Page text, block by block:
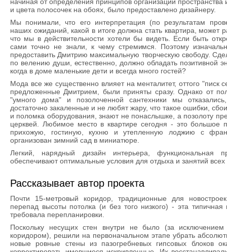
и цвета полосочек на обоях, было предоставлено дизайнеру.
Мы понимали, что его интерпретация (по результатам
наших ожиданий, какой в итоге должна стать квартира, может
что мы в действительности хотели бы видеть. Если быть
сами точно не знали, к чему стремимся. Поэтому
предоставить Дмитрию максимальную творческую свободу.
по велению души, естественно, должно обладать позитивной
когда в доме маленькие дети и всегда много гостей?
Мода все же существенно влияет на менталитет, оттого "писк
предложенные Дмитрием, были приняты сразу. Однако от
"умного дома" и позолоченной сантехники мы
достаточно закаленные и не любят жару, что такое ошибки,
и поломка оборудования, знают не понаслышке, а позолоту
церквей. Любимое место в квартире сегодня - это большое
прихожую, гостиную, кухню и утепленную лоджию с
организован зимний сад в миниатюре.
Легкий, нарядный дизайн интерьера, функциональная
обеспечивают оптимальные условия для отдыха и занятий
Рассказывает автор проекта
Почти 15-метровый коридор, традиционные для
перепад высоты потолка (и без того низкого) - эта типичная
требовала перепланировки.
Поскольку несущих стен внутри не было (за
коридором), решили на первоначальном этапе убрать
новые ровные стены из пазогребневых гипсовых блоков